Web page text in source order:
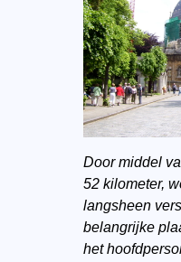
Door middel
52 kilometer,
langsheen
belangrijke
het